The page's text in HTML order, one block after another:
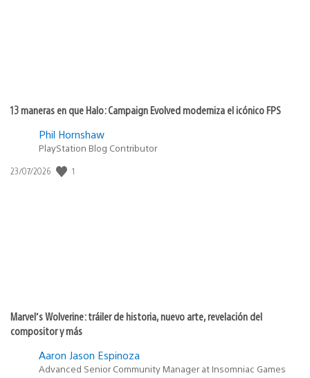
13 maneras en que Halo: Campaign Evolved moderniza el icónico FPS
Phil Hornshaw
PlayStation Blog Contributor
Fecha
23/07/2026 1
Marvel’s Wolverine: tráiler de historia, nuevo arte, revelación del
compositor y más
Aaron Jason Espinoza
Advanced Senior Community Manager at Insomniac Games